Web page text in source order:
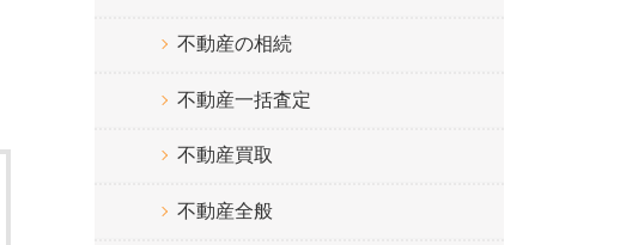
不動産の相続
不動産一括査定
不動産買取
不動産全般